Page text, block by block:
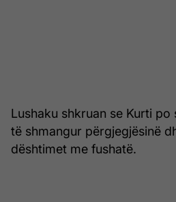
Lushaku shkruan se Kurti
të shmangur përgjegjësinë
dështimet me fushatë.